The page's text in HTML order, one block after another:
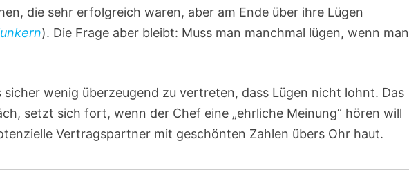
die sehr erfolgreich waren, aber am Ende über ihre Lügen
). Die Frage aber bleibt: Muss man manchmal lügen, wenn man
sicher wenig überzeugend zu vertreten, dass Lügen nicht lohnt. Das
setzt sich fort, wenn der Chef eine „ehrliche Meinung“ hören will
Vertragspartner mit geschönten Zahlen übers Ohr haut.